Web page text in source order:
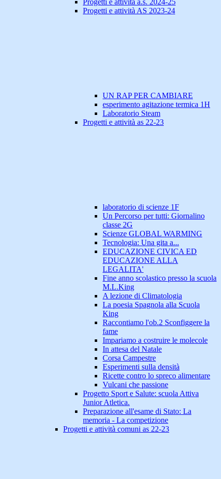
Progetti e attività a.s. 2024-25
Progetti e attività AS 2023-24
UN RAP PER CAMBIARE
esperimento agitazione termica 1H
Laboratorio Steam
Progetti e attività as 22-23
laboratorio di scienze 1F
Un Percorso per tutti: Giornalino
classe 2G
Scienze GLOBAL WARMING
Tecnologia: Una gita a...
EDUCAZIONE CIVICA ED
EDUCAZIONE ALLA
LEGALITA'
Fine anno scolastico presso la scuola
M.L.King
A lezione di Climatologia
La poesia Spagnola alla Scuola
King
Raccontiamo l'ob.2 Sconfiggere la
fame
Impariamo a costruire le molecole
In attesa del Natale
Corsa Campestre
Esperimenti sulla densità
Ricette contro lo spreco alimentare
Vulcani che passione
Progetto Sport e Salute: scuola Attiva
Junior Atletica.
Preparazione all'esame di Stato: La
memoria - La competizione
Progetti e attività comuni as 22-23